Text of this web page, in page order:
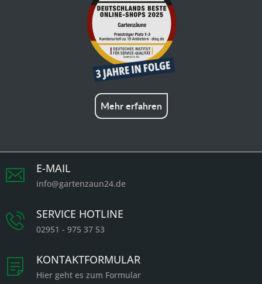
Mehr erfahren
E-MAIL
info@gartenzaun24.de
SERVICE HOTLINE
02951 - 975 37 53
KONTAKTFORMULAR
Hier geht es zum Formular